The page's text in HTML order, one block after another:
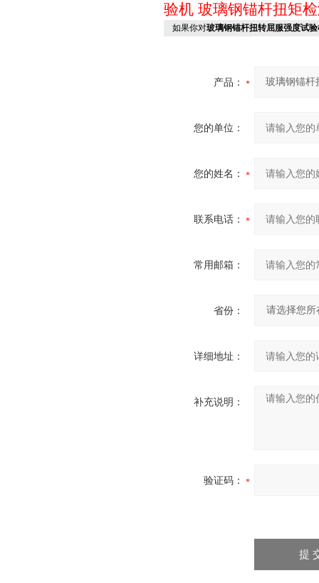
验机 玻璃钢锚杆扭矩
如果你对玻璃钢锚杆扭转屈服强度试
产品：
您的单位：
您的姓名：
联系电话：
常用邮箱：
省份：
详细地址：
补充说明：
验证码：